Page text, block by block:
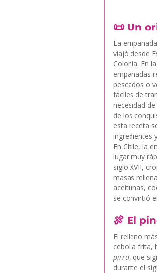
📜 Un
La
viajó desde
Colonia. En
empanadas
pescados o
fáciles de
necesidad
de los
esta receta
ingredientes
En Chile, la
lugar muy
siglo XVII,
masas
aceitunas,
se convirtió
🍖 El
El relleno
cebolla frita,
pirru, que
durante el